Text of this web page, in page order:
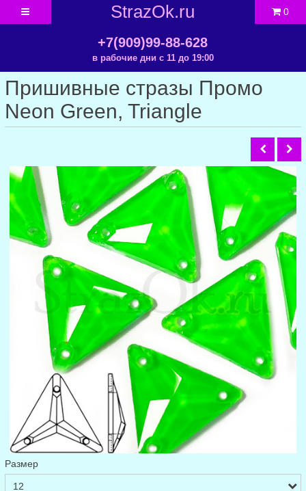
StrazOk.ru
+7(909)99-88-628
в рабочие дни с 11 до 19:00
0
Пришивные стразы Промо
Neon Green, Triangle
Размер